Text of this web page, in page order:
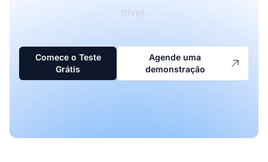
nível.
Comece o Teste
Grátis
Agende uma
demonstração